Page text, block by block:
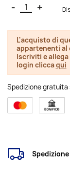
- +
L'acquisto di
appartenenti al
Iscriviti e
login cliccaqui
Spedizione